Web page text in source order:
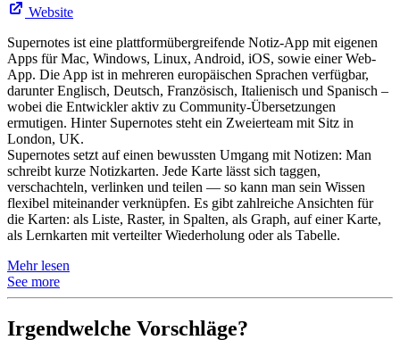
Website
Supernotes ist eine plattformübergreifende Notiz-App mit eigenen
Apps für Mac, Windows, Linux, Android, iOS, sowie einer Web-
App. Die App ist in mehreren europäischen Sprachen verfügbar,
darunter Englisch, Deutsch, Französisch, Italienisch und Spanisch –
wobei die Entwickler aktiv zu Community-Übersetzungen
ermutigen. Hinter Supernotes steht ein Zweierteam mit Sitz in
London, UK.
Supernotes setzt auf einen bewussten Umgang mit Notizen: Man
schreibt kurze Notizkarten. Jede Karte lässt sich taggen,
verschachteln, verlinken und teilen — so kann man sein Wissen
flexibel miteinander verknüpfen. Es gibt zahlreiche Ansichten für
die Karten: als Liste, Raster, in Spalten, als Graph, auf einer Karte,
als Lernkarten mit verteilter Wiederholung oder als Tabelle.
Mehr lesen
See more
Irgendwelche Vorschläge?